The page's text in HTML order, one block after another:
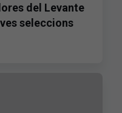
del Levante
seleccions